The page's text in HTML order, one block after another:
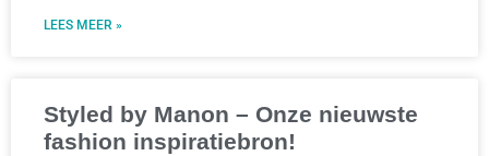
LEES MEER »
Styled by Manon – Onze nieuwste
fashion inspiratiebron!